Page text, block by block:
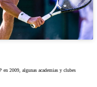
en 2009, algunas academias y clubes